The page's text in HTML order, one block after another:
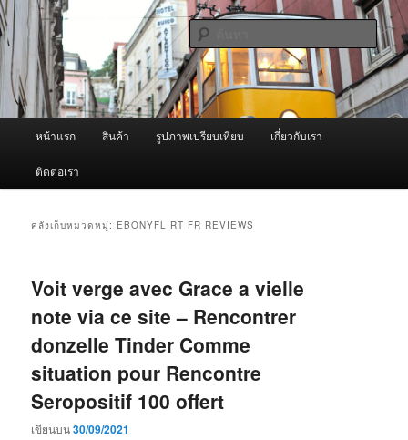
ข้าม
ไป
ยัง
เนื้อหา
หลัก
ข้าม
ไป
บทความ
รอง
ผู้นำเข้าเครื่องพ่นหมอกควัน Best
Fogger / Fogger One และ อะไหล่
จำหน่ายเครื่องพ่นหมอกควัน คุณภาพดี บริการด้วยความจริงใจ
ค้นหา
หน้าแรก สินค้า รูปภาพเปรียบเทียบ เกี่ยวกับเรา
ติดต่อเรา
คลังเก็บหมวดหมู่: EBONYFLIRT FR REVIEWS
Voit verge avec Grace a vielle
note via ce site – Rencontrer
donzelle Tinder Comme
situation pour Rencontre
Seropositif 100 offert
เขียนบน30/09/2021